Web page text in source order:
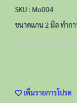
SKU : Mo004
ขนาดแกน 2 มิล ทำก
เพิ่มรายการโปรด